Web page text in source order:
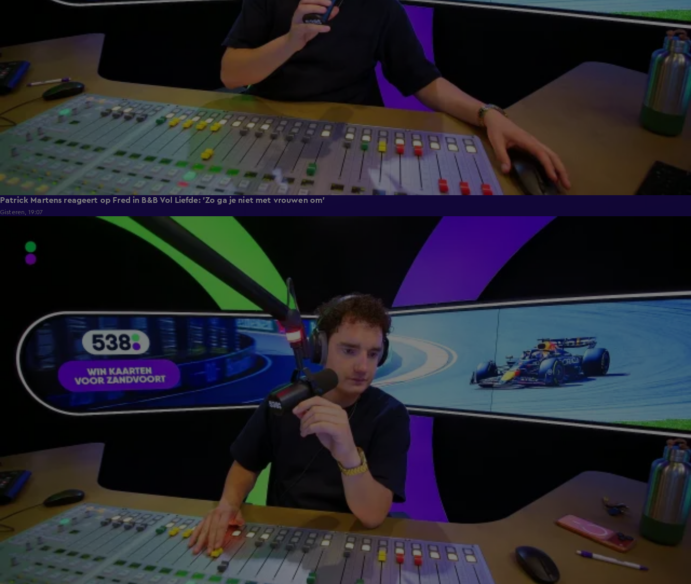
Patrick Martens reageert op Fred in B&B Vol Liefde: 'Zo ga je niet met vrouwen om'
Gisteren, 19:07